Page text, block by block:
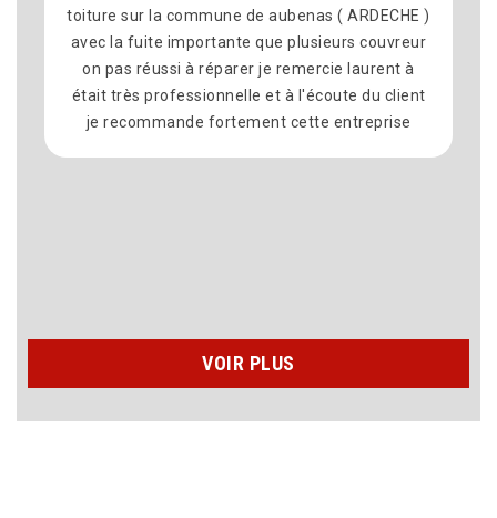
la commune de aubenas ( ARDECHE )
importante que plusieurs couvreur
réussi à réparer je remercie laurent à
professionnelle et à l'écoute du client
fortement cette entreprise
pour le
commune dé
satisfait du
équipe
délais ont
propre à la
VOIR PLUS